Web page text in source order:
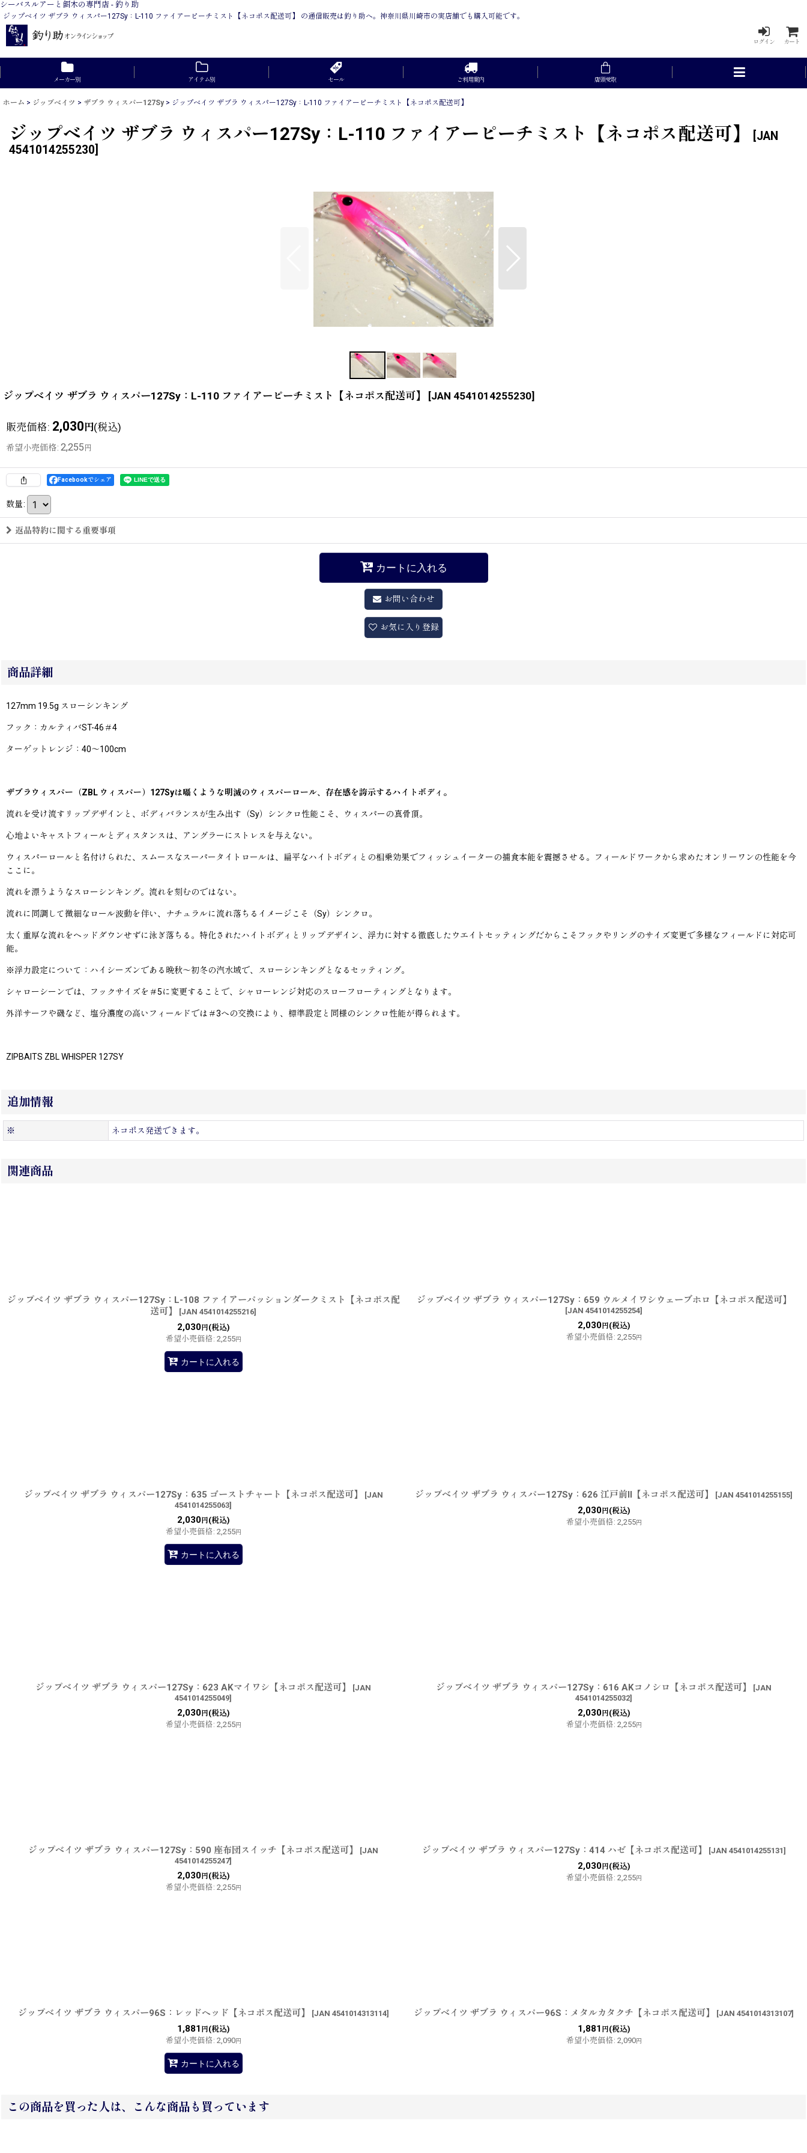
シーバスルアーと餌木の専門店 - 釣り助
ジップベイツ ザブラ ウィスパー127Sy：L-110 ファイアーピーチミスト【ネコポス配送可】 の通信販売は釣り助へ。神奈川県川崎市の実店舗でも購入可能です。
ログイン カート
メーカー別 アイテム別 セール ご利用案内 店頭受取
ホーム > ジップベイツ > ザブラ ウィスパー127Sy > ジップベイツ ザブラ ウィスパー127Sy：L-110 ファイアーピーチミスト【ネコポス配送可】
ジップベイツ ザブラ ウィスパー127Sy：L-110 ファイアーピーチミスト【ネコポス配送可】
JAN
4541014255230
ジップベイツ ザブラ ウィスパー127Sy：L-110 ファイアーピーチミスト【ネコポス配送可】 [JAN 4541014255230]
販売価格: 2,030円(税込)
希望小売価格: 2,255 円
Facebookでシェア
数量:
返品特約に関する重要事項
カートに入れる
お問い合わせ
お気に入り登録
商品詳細
127mm 19.5g スローシンキング
フック：カルティバST-46＃4
ターゲットレンジ：40〜100cm
ザブラウィスパー（ZBL ウィスパー）127Syは囁くような明滅のウィスパーロール、存在感を誇示するハイトボディ。
流れを受け流すリップデザインと、ボディバランスが生み出す（Sy）シンクロ性能こそ、ウィスパーの真骨頂。
心地よいキャストフィールとディスタンスは、アングラーにストレスを与えない。
ウィスパーロールと名付けられた、スムースなスーパータイトロールは、扁平なハイトボディとの相乗効果でフィッシュイーターの捕食本能を震撼させる。フィールドワークから求めたオンリーワンの性能を今
ここに。
流れを漂うようなスローシンキング。流れを刻むのではない。
流れに同調して微細なロール波動を伴い、ナチュラルに流れ落ちるイメージこそ（Sy）シンクロ。
太く重厚な流れをヘッドダウンせずに泳ぎ落ちる。特化されたハイトボディとリップデザイン、浮力に対する徹底したウエイトセッティングだからこそフックやリングのサイズ変更で多様なフィールドに対応可
能。
※浮力設定について：ハイシーズンである晩秋〜初冬の汽水域で、スローシンキングとなるセッティング。
シャローシーンでは、フックサイズを＃5に変更することで、シャローレンジ対応のスローフローティングとなります。
外洋サーフや磯など、塩分濃度の高いフィールドでは＃3への交換により、標準設定と同様のシンクロ性能が得られます。
ZIPBAITS ZBL WHISPER 127SY
追加情報
※ ネコポス発送できます。
関連商品
ジップベイツ ザブラ ウィスパー127Sy：L-108 ファイアーパッションダークミスト【ネコポス配
送可】
[JAN 4541014255216]
2,030円(税込)
希望小売価格: 2,255円
カートに入れる
ジップベイツ ザブラ ウィスパー127Sy：659 ウルメイワシウェーブホロ【ネコポス配送可】
[JAN 4541014255254]
2,030円(税込)
希望小売価格: 2,255円
ジップベイツ ザブラ ウィスパー127Sy：635 ゴーストチャート【ネコポス配送可】 [JAN
4541014255063]
2,030円(税込)
希望小売価格: 2,255円
カートに入れる
ジップベイツ ザブラ ウィスパー127Sy：626 江戸前II【ネコポス配送可】 [JAN 4541014255155]
2,030円(税込)
希望小売価格: 2,255円
ジップベイツ ザブラ ウィスパー127Sy：623 AKマイワシ【ネコポス配送可】 [JAN
4541014255049]
2,030円(税込)
希望小売価格: 2,255円
ジップベイツ ザブラ ウィスパー127Sy：616 AKコノシロ【ネコポス配送可】 [JAN
4541014255032]
2,030円(税込)
希望小売価格: 2,255円
ジップベイツ ザブラ ウィスパー127Sy：590 座布団スイッチ【ネコポス配送可】 [JAN
4541014255247]
2,030円(税込)
希望小売価格: 2,255円
ジップベイツ ザブラ ウィスパー127Sy：414 ハゼ【ネコポス配送可】 [JAN 4541014255131]
2,030円(税込)
希望小売価格: 2,255円
ジップベイツ ザブラ ウィスパー96S：レッドヘッド【ネコポス配送可】 [JAN 4541014313114]
1,881 円(税込)
希望小売価格: 2,090円
カートに入れる
ジップベイツ ザブラ ウィスパー96S：メタルカタクチ【ネコポス配送可】 [JAN 4541014313107]
1,881 円(税込)
希望小売価格: 2,090円
この商品を買った人は、こんな商品も買っています